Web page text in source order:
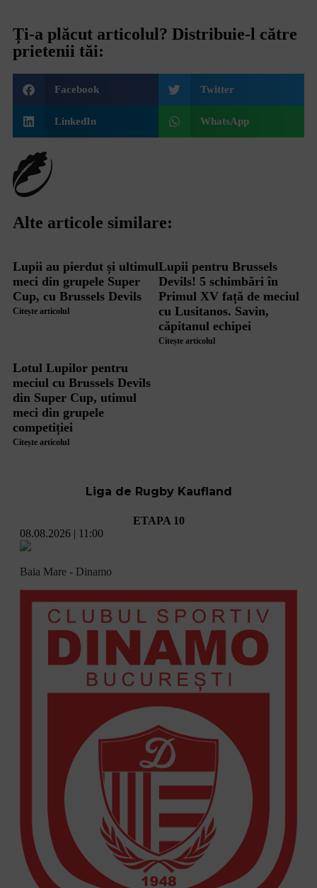
Ți-a plăcut articolul? Distribuie-l către
prietenii tăi:
Facebook Twitter
LinkedIn WhatsApp
Alte articole similare:
Lupii au pierdut și ultimul
meci din grupele Super
Cup, cu Brussels Devils
Citește articolul
Lupii pentru Brussels
Devils! 5 schimbări în
Primul XV față de meciul
cu Lusitanos. Savin,
căpitanul echipei
Citește articolul
Lotul Lupilor pentru
meciul cu Brussels Devils
din Super Cup, utimul
meci din grupele
competiției
Citește articolul
Liga de Rugby Kaufland
ETAPA 10
08.08.2026 | 11:00
Baia Mare - Dinamo